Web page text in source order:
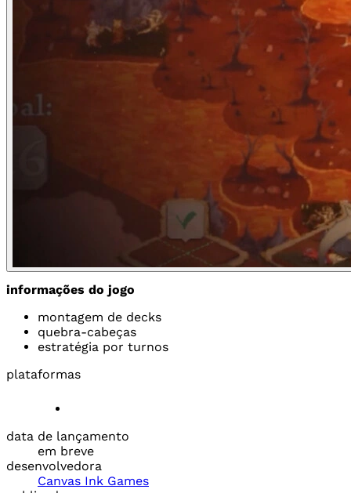
informações do jogo
montagem de decks
quebra-cabeças
estratégia por turnos
plataformas
data de lançamento
em breve
desenvolvedora
Canvas Ink Games